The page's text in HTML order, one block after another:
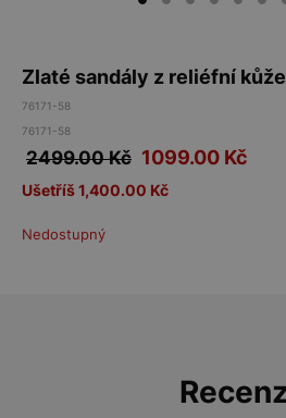
Zlaté sandály z reliéfní kůže
76171-58
76171-58
2499.00 Kč 1099.00 Kč
Ušetříš 1,400.00 Kč
Nedostupný